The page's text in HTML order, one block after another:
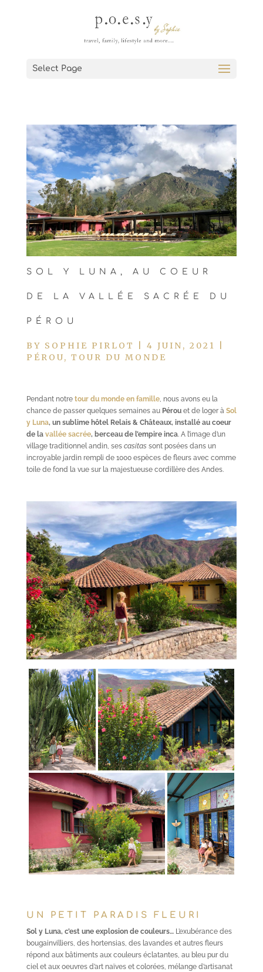
Select Page
SOL Y LUNA, AU COEUR
DE LA VALLÉE SACRÉE DU
PÉROU
BY SOPHIE PIRLOT 4 JUIN, 2021
PÉROU, TOUR DU MONDE
Pendant notre tour du monde en famille, nous avons eu la
chance de passer quelques semaines au Pérouet de loger à Sol
y Luna, un sublime hôtel Relais & Châteaux, installé au coeur
de la vallée sacrée, berceau de l’empire inca. A l’image d’un
village traditionnel andin, ses casitassont posées dans un
incroyable jardin rempli de 1000 espèces de fleurs avec comme
toile de fond la vue sur la majestueuse cordillère des Andes.
UN PETIT PARADIS FLEURI
Sol y Luna, c’est une explosion de couleurs…L’exubérance des
bougainvilliers, des hortensias, des lavandes et autres fleurs
répond aux bâtiments aux couleurs éclatantes, au bleu pur du
ciel et aux oeuvres d’art naïves et colorées, mélange d’artisanat